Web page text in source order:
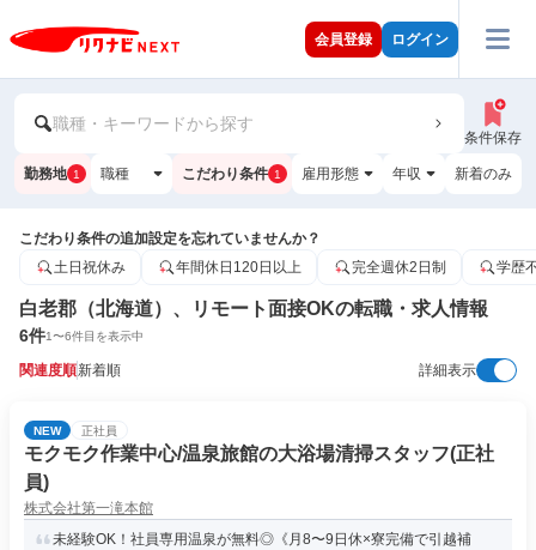
会員登録 ログイン
職種・キーワードから探す
条件保存
勤務地 1 職種 こだわり条件 1 雇用形態 年収 新着のみ
こだわり条件の追加設定を忘れていませんか？
土日祝休み
年間休日120日以上 完全週休2日制 学歴
白老郡（北海道）、リモート面接OKの転職・求人情報
6件1〜6件目を表示中
関連度順新着順 詳細表示
NEW 正社員
モクモク作業中心/温泉旅館の大浴場清掃スタッフ(正社
員)
株式会社第一滝本館
未経験OK！社員専用温泉が無料◎《月8〜9日休×寮完備で引越補